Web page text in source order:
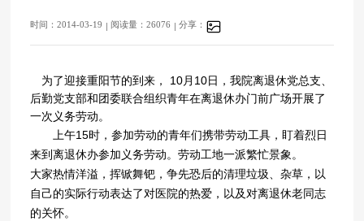
时间：2014-03-19 阅读量：26076 分享：
为了迎接重阳节的到来， 10月10日，我院离退休党总支、
后勤党支部和团委联合组织青年在离退休办门前广场开展了
一次义务劳动。
上午15时，参加劳动的青年们携带劳动工具，盯着烈日
来到离退休办参加义务劳动。劳动工地一派繁忙景象。
大家热情洋溢，挥锨舞钯，争先恐后的清理垃圾、杂草，以
自己的实际行动表达了对医院的热爱，以及对离退休老同志
的关怀。